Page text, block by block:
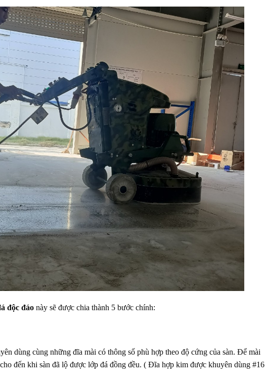
độc đáo này sẽ được chia thành 5 bước chính:
dùng cùng những đĩa mài có thông số phù hợp theo độ cứng của sàn. Để mài
đến khi sàn đã lộ được lớp đá đồng đều. ( Đĩa hợp kim được khuyên dùng #16